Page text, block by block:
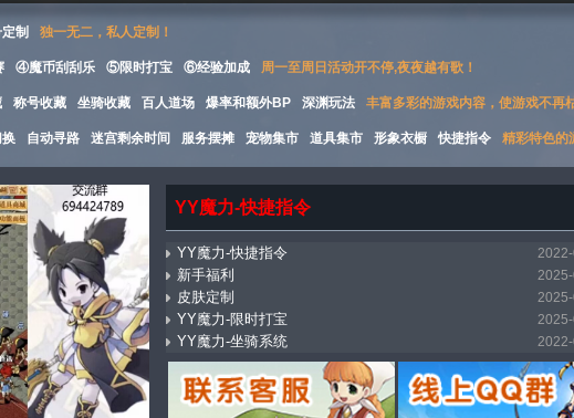
制 独一无二，私人定制！
④魔币刮刮乐 ⑤限时打宝 ⑥经验加成 周一至周日活动开不停,夜夜越有歌！
称号收藏 坐骑收藏 百人道场 爆率和额外BP 深渊玩法 丰富多彩的游戏内容，使游戏不再
自动寻路 迷宫剩余时间 服务摆摊 宠物集市 道具集市 形象衣橱 快捷指令 精彩特色的
YY魔力-快捷指令
YY魔力-快捷指令
新手福利
皮肤定制
YY魔力-限时打宝
YY魔力-坐骑系统
mostbet_xnpi
YY魔力-万能传送（飞机）
YY魔力-集市系统